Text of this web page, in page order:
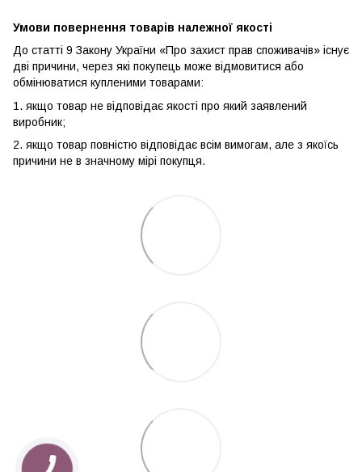
Умови повернення товарів належної якості
До статті 9 Закону України «Про захист прав споживачів» існує
дві причини, через які покупець може відмовитися або
обмінюватися купленими товарами:
1. якщо товар не відповідає якості про який заявлений
виробник;
2. якщо товар повністю відповідає всім вимогам, але з якоїсь
причини не в значному мірі покупця.